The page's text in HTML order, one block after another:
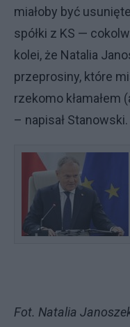
miałoby być
spółki z KS —
kolei, że Natalia
przeprosiny, które
rzekomo kłamałem
– napisał Stanowski.
Fot. Natalia